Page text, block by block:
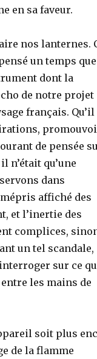
en sa faveur.
nos lanternes.
un temps que
dont la
de notre projet
français. Qu’il
de pensée
n’était qu’une
dans
affiché des
et l’inertie des
complices,
un tel scandale,
sur ce
les mains de
soit plus
de la flamme